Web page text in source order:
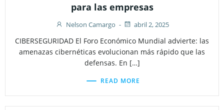
para las empresas
Nelson Camargo - abril 2, 2025
CIBERSEGURIDAD El Foro Económico Mundial advierte: las
amenazas cibernéticas evolucionan más rápido que las
defensas. En […]
READ MORE